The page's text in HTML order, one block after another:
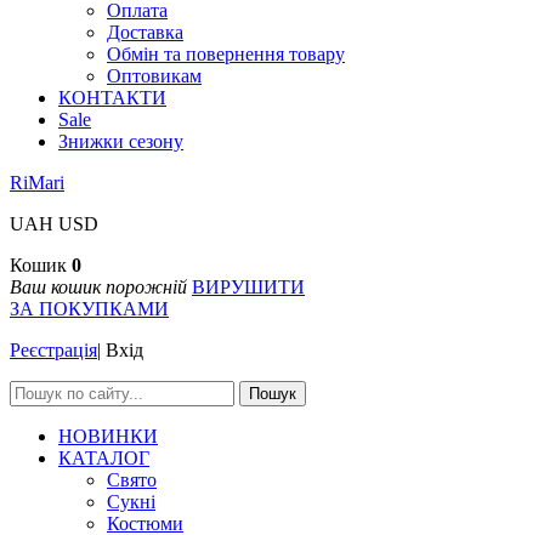
Оплата
Доставка
Обмін та повернення товару
Оптовикам
КОНТАКТИ
Sale
Знижки сезону
RiMari
UAH USD
Кошик 0
Ваш кошик порожній ВИРУШИТИ
ЗА ПОКУПКАМИ
Реєстрація| Вхід
Пошук
НОВИНКИ
КАТАЛОГ
Свято
Сукні
Костюми